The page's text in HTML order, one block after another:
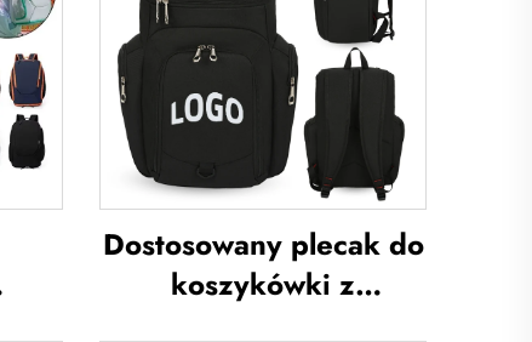
Dostosowany plecak do
koszykówki z